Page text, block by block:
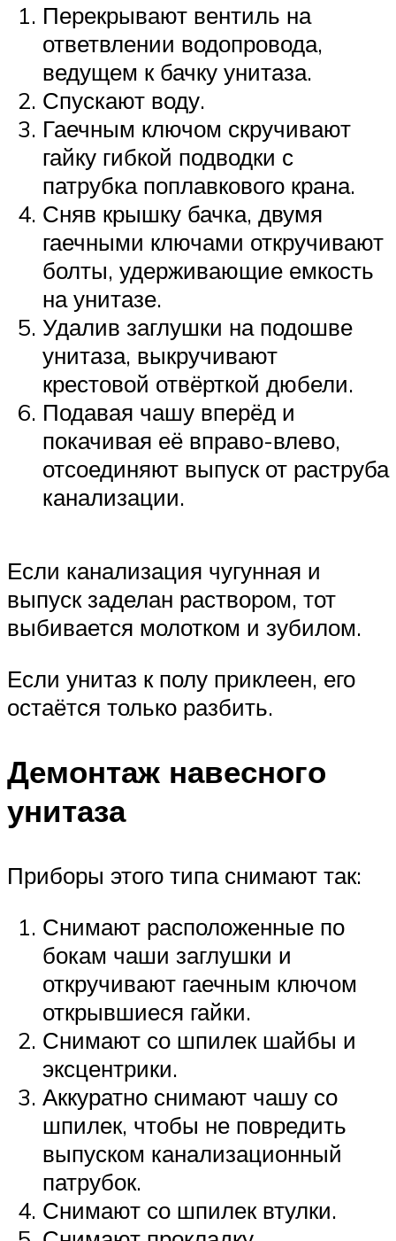
Перекрывают вентиль на
ответвлении водопровода,
ведущем к бачку унитаза.
Спускают воду.
Гаечным ключом скручивают
гайку гибкой подводки с
патрубка поплавкового крана.
Сняв крышку бачка, двумя
гаечными ключами откручивают
болты, удерживающие емкость
на унитазе.
Удалив заглушки на подошве
унитаза, выкручивают
крестовой отвёрткой дюбели.
Подавая чашу вперёд и
покачивая её вправо-влево,
отсоединяют выпуск от раструба
канализации.
Если канализация чугунная и
выпуск заделан раствором, тот
выбивается молотком и зубилом.
Если унитаз к полу приклеен, его
остаётся только разбить.
Демонтаж навесного
унитаза
Приборы этого типа снимают так:
Снимают расположенные по
бокам чаши заглушки и
откручивают гаечным ключом
открывшиеся гайки.
Снимают со шпилек шайбы и
эксцентрики.
Аккуратно снимают чашу со
шпилек, чтобы не повредить
выпуском канализационный
патрубок.
Снимают со шпилек втулки.